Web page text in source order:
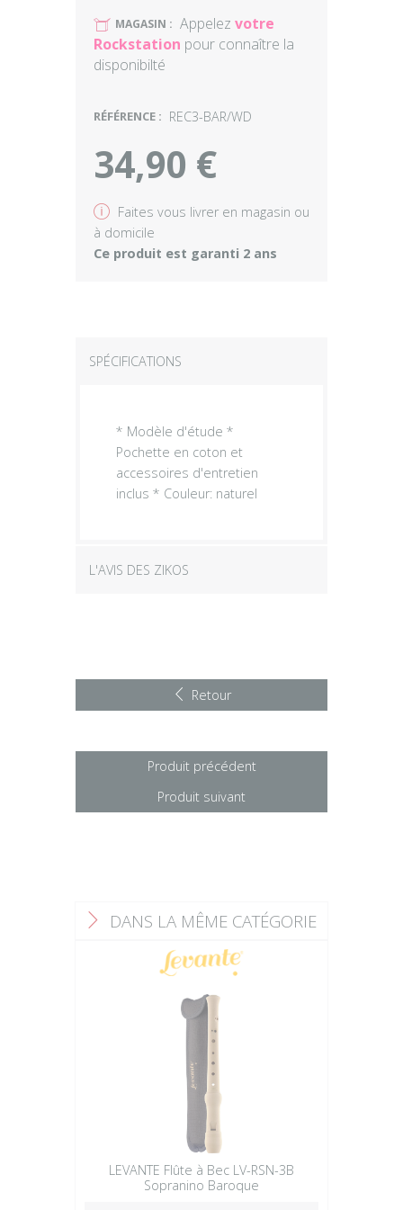
U MAGASIN : Appelez votre
Rockstation pour connaître la
disponibilté
RÉFÉRENCE : REC3-BAR/WD
34,90 €
v Faites vous livrer en magasin ou
à domicile
Ce produit est garanti 2 ans
SPÉCIFICATIONS
* Modèle d'étude *
Pochette en coton et
accessoires d'entretien
inclus * Couleur: naturel
L'AVIS DES ZIKOS
Retour
Produit précédent
Produit suivant
F DANS LA MÊME CATÉGORIE
LEVANTE Flûte à Bec LV-RSN-3B
Sopranino Baroque